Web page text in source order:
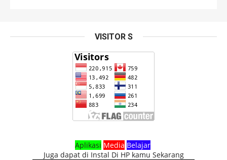
VISITOR S
Aplikasi Media Belajar
Juga dapat di Instal Di HP kamu Sekarang